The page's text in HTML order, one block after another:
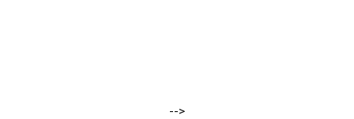
-->